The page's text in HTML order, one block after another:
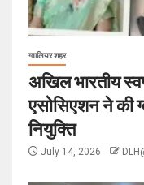
ग्वालियर शहर
अखिल भारतीय
एसोसिएशन ने की
नियुक्ति
July 14, 2026